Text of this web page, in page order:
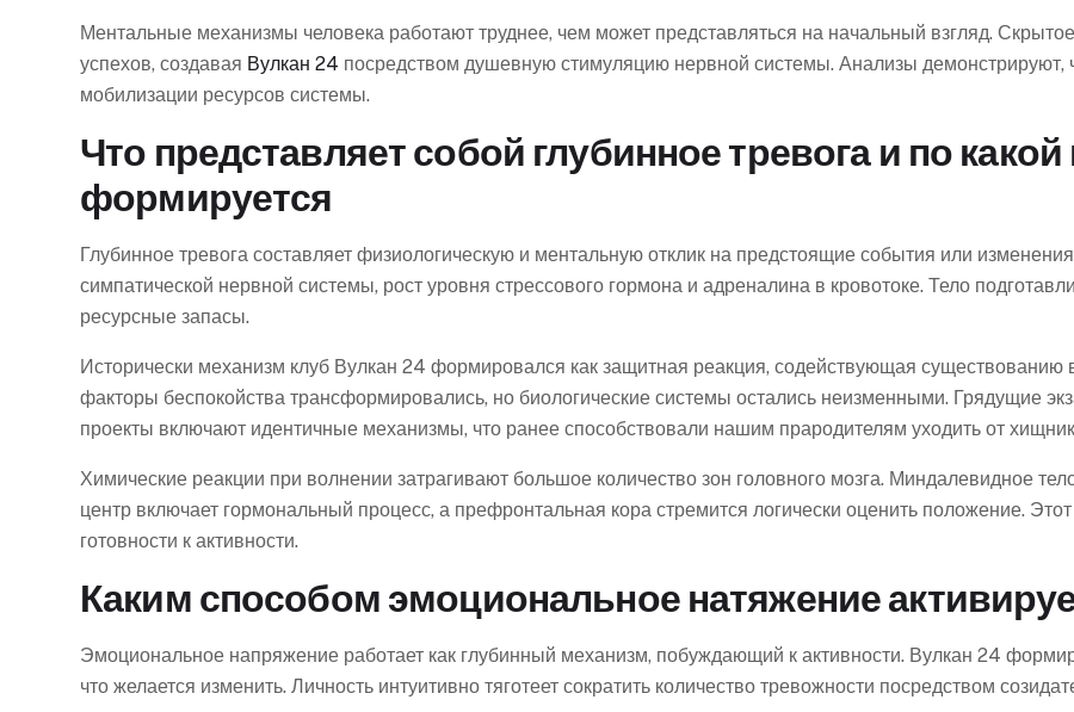
Ментальные механизмы человека работают труднее, чем может представляться на начальный взгляд.
успехов, создавая Вулкан 24 посредством душевную стимуляцию нервной системы. Анализы демонстрируют,
мобилизации ресурсов системы.
Что представляет собой глубинное тревога и по
формируется
Глубинное тревога составляет физиологическую и ментальную отклик на предстоящие события или
симпатической нервной системы, рост уровня стрессового гормона и адреналина в кровотоке. Тело
ресурсные запасы.
Исторически механизм клуб Вулкан 24 формировался как защитная реакция, содействующая
факторы беспокойства трансформировались, но биологические системы остались неизменными. Грядущие
проекты включают идентичные механизмы, что ранее способствовали нашим прародителям уходить от
Химические реакции при волнении затрагивают большое количество зон головного мозга. Миндалевидное
центр включает гормональный процесс, а префронтальная кора стремится логически оценить положение.
готовности к активности.
Каким способом эмоциональное натяжение
Эмоциональное напряжение работает как глубинный механизм, побуждающий к активности. Вулкан 24
что желается изменить. Личность интуитивно тяготеет сократить количество тревожности посредством